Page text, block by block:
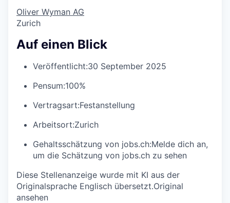
Oliver Wyman AG
Zurich
Auf einen Blick
Veröffentlicht:30 September 2025
Pensum:100%
Vertragsart:Festanstellung
Arbeitsort:Zurich
Gehaltsschätzung von jobs.ch:Melde dich an,
um die Schätzung von jobs.ch zu sehen
Diese Stellenanzeige wurde mit KI aus der
Originalsprache Englisch übersetzt.Original
ansehen